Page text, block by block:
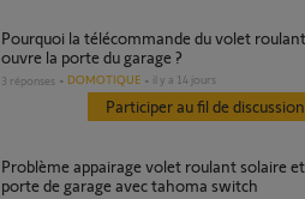
pourquoi la télécommande du volet roulant
ouvre la porte du garage ?
3 réponses DOMOTIQUE il y a 14 jours
Participer au fil de discussion
Problème appairage volet roulant solaire et
porte de garage avec tahoma switch